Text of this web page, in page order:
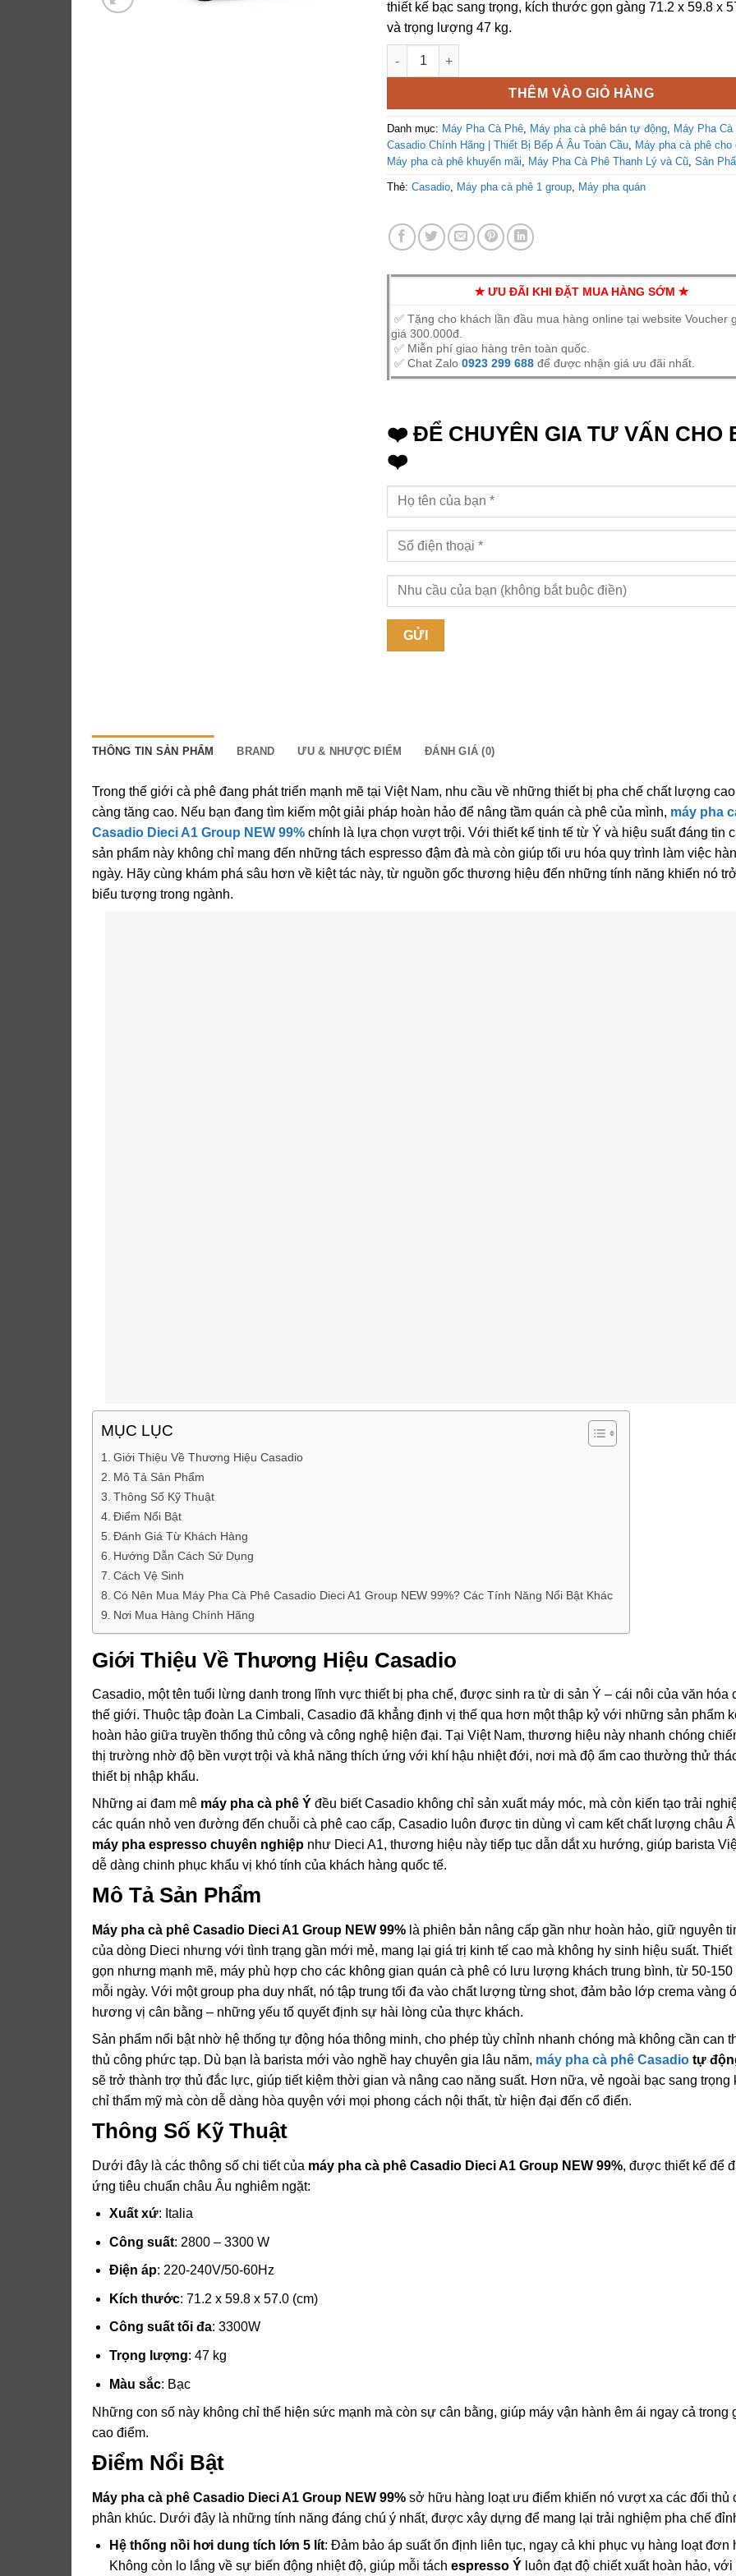
thiết kế bạc sang trọng, kích thước gọn gàng 71.2 x 59.8 x
và trọng lượng 47 kg.
Máy pha cà phê Casadio Dieci A1 Group NEW 99% số lượng
THÊM VÀO GIỎ HÀNG
Danh mục: Máy Pha Cà Phê, Máy pha cà phê bán tự động, Máy Pha Cà
Casadio Chính Hãng | Thiết Bị Bếp Á Âu Toàn Cầu, Máy pha cà phê cho
Máy pha cà phê khuyến mãi, Máy Pha Cà Phê Thanh Lý và Cũ,Sản
Thẻ:Casadio, Máy pha cà phê 1 group, Máy pha quán
✭ ƯU ĐÃI KHI ĐẶT MUA HÀNG SỚM ✭
✅ Tặng cho khách lần đầu mua hàng online tại website Voucher
giá 300.000đ.
✅ Miễn phí giao hàng trên toàn quốc.
✅ Chat Zalo0923 299 688 để được nhận giá ưu đãi nhất.
❤️ ĐỂ CHUYÊN GIA TƯ VẤN CHO
❤️
THÔNG TIN SẢN PHẨM BRAND ƯU & NHƯỢC ĐIỂM ĐÁNH GIÁ (0)
Trong thế giới cà phê đang phát triển mạnh mẽ tại Việt Nam, nhu cầu về những thiết bị pha chế chất lượng
càng tăng cao. Nếu bạn đang tìm kiếm một giải pháp hoàn hảo để nâng tầm quán cà phê của mình, máy pha
Casadio Dieci A1 Group NEW 99% chính là lựa chọn vượt trội. Với thiết kế tinh tế từ Ý và hiệu suất đáng tin
sản phẩm này không chỉ mang đến những tách espresso đậm đà mà còn giúp tối ưu hóa quy trình làm việc
ngày. Hãy cùng khám phá sâu hơn về kiệt tác này, từ nguồn gốc thương hiệu đến những tính năng khiến nó
biểu tượng trong ngành.
MỤC LỤC
Giới Thiệu Về Thương Hiệu Casadio
Mô Tả Sản Phẩm
Thông Số Kỹ Thuật
Điểm Nổi Bật
Đánh Giá Từ Khách Hàng
Hướng Dẫn Cách Sử Dụng
Cách Vệ Sinh
Có Nên Mua Máy Pha Cà Phê Casadio Dieci A1 Group NEW 99%? Các Tính Năng Nổi Bật Khác
Nơi Mua Hàng Chính Hãng
Giới Thiệu Về Thương Hiệu Casadio
Casadio, một tên tuổi lừng danh trong lĩnh vực thiết bị pha chế, được sinh ra từ di sản Ý – cái nôi của văn hóa
thế giới. Thuộc tập đoàn La Cimbali, Casadio đã khẳng định vị thế qua hơn một thập kỷ với những sản phẩm
hoàn hảo giữa truyền thống thủ công và công nghệ hiện đại. Tại Việt Nam, thương hiệu này nhanh chóng
thị trường nhờ độ bền vượt trội và khả năng thích ứng với khí hậu nhiệt đới, nơi mà độ ẩm cao thường thử
thiết bị nhập khẩu.
Những ai đam mê máy pha cà phê Ý đều biết Casadio không chỉ sản xuất máy móc, mà còn kiến tạo trải
các quán nhỏ ven đường đến chuỗi cà phê cao cấp, Casadio luôn được tin dùng vì cam kết chất lượng châu
máy pha espresso chuyên nghiệp như Dieci A1, thương hiệu này tiếp tục dẫn dắt xu hướng, giúp barista
dễ dàng chinh phục khẩu vị khó tính của khách hàng quốc tế.
Mô Tả Sản Phẩm
Máy pha cà phê Casadio Dieci A1 Group NEW 99% là phiên bản nâng cấp gần như hoàn hảo, giữ nguyên
của dòng Dieci nhưng với tình trạng gần mới mẻ, mang lại giá trị kinh tế cao mà không hy sinh hiệu suất. Thiết
gọn nhưng mạnh mẽ, máy phù hợp cho các không gian quán cà phê có lưu lượng khách trung bình, từ 50-
mỗi ngày. Với một group pha duy nhất, nó tập trung tối đa vào chất lượng từng shot, đảm bảo lớp crema vàng
hương vị cân bằng – những yếu tố quyết định sự hài lòng của thực khách.
Sản phẩm nổi bật nhờ hệ thống tự động hóa thông minh, cho phép tùy chỉnh nhanh chóng mà không cần can
thủ công phức tạp. Dù bạn là barista mới vào nghề hay chuyên gia lâu năm, máy pha cà phê Casadio tự
sẽ trở thành trợ thủ đắc lực, giúp tiết kiệm thời gian và nâng cao năng suất. Hơn nữa, vẻ ngoài bạc sang trọng
chỉ thẩm mỹ mà còn dễ dàng hòa quyện với mọi phong cách nội thất, từ hiện đại đến cổ điển.
Thông Số Kỹ Thuật
Dưới đây là các thông số chi tiết của máy pha cà phê Casadio Dieci A1 Group NEW 99%, được thiết kế để
ứng tiêu chuẩn châu Âu nghiêm ngặt:
Xuất xứ: Italia
Công suất: 2800 – 3300 W
Điện áp: 220-240V/50-60Hz
Kích thước: 71.2 x 59.8 x 57.0 (cm)
Công suất tối đa: 3300W
Trọng lượng: 47 kg
Màu sắc: Bạc
Những con số này không chỉ thể hiện sức mạnh mà còn sự cân bằng, giúp máy vận hành êm ái ngay cả trong
cao điểm.
Điểm Nổi Bật
Máy pha cà phê Casadio Dieci A1 Group NEW 99% sở hữu hàng loạt ưu điểm khiến nó vượt xa các đối thủ
phân khúc. Dưới đây là những tính năng đáng chú ý nhất, được xây dựng để mang lại trải nghiệm pha chế
Hệ thống nồi hơi dung tích lớn 5 lít: Đảm bảo áp suất ổn định liên tục, ngay cả khi phục vụ hàng loạt đơn
Không còn lo lắng về sự biến động nhiệt độ, giúp mỗi tách espresso Ýluôn đạt độ chiết xuất hoàn hảo,